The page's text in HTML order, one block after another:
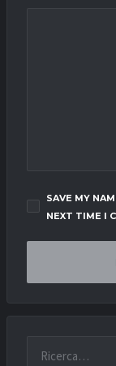
SAVE MY
NEXT TIME I